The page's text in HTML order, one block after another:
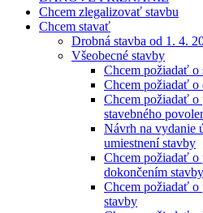
Chcem zlegalizovať stavbu
Chcem stavať
Drobná stavba od 1. 4.
Všeobecné stavby
Chcem požiadať o
Chcem požiadať o
Chcem požiadať o
stavebného
Návrh na vydanie
umiestnení stavby
Chcem požiadať o
dokončením stavby
Chcem požiadať o
stavby